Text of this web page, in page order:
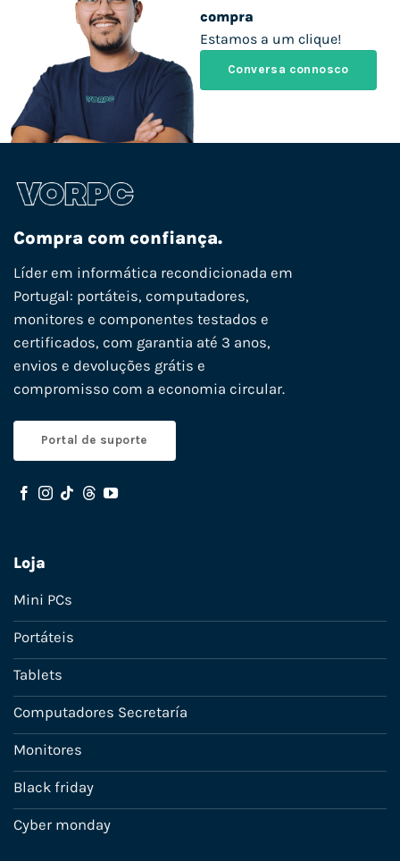
compra
Estamos a um clique!
Conversa connosco
Compra com confiança.
Líder em informática recondicionada em
Portugal: portáteis, computadores,
monitores e componentes testados e
certificados, com garantia até 3 anos,
envios e devoluções grátis e
compromisso com a economia circular.
Portal de suporte
Loja
Mini PCs
Portáteis
Tablets
Computadores Secretaría
Monitores
Black friday
Cyber monday